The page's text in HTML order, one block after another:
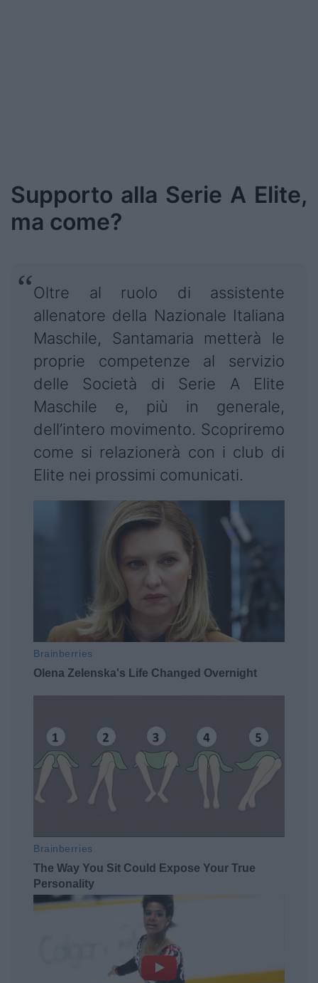
Supporto alla Serie A Elite,
ma come?
Oltre al ruolo di assistente
allenatore della Nazionale Italiana
Maschile, Santamaria metterà le
proprie competenze al servizio
delle Società di Serie A Elite
Maschile e, più in generale,
dell’intero movimento. Scopriremo
come si relazionerà con i club di
Elite nei prossimi comunicati.